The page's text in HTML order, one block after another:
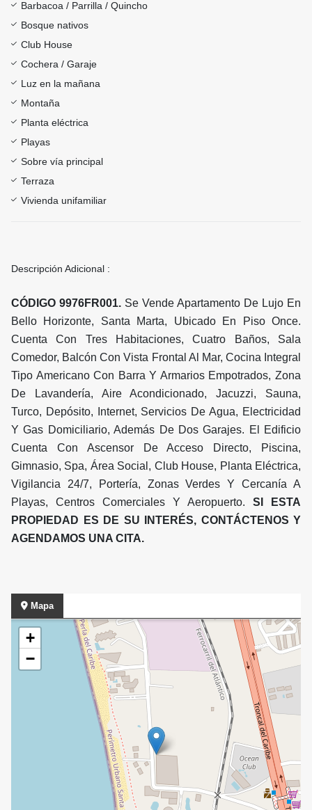
Barbacoa / Parrilla / Quincho
Bosque nativos
Club House
Cochera / Garaje
Luz en la mañana
Montaña
Planta eléctrica
Playas
Sobre vía principal
Terraza
Vivienda unifamiliar
Descripción Adicional :
CÓDIGO 9976FR001. Se Vende Apartamento De Lujo En
Bello Horizonte, Santa Marta, Ubicado En Piso Once.
Cuenta Con Tres Habitaciones, Cuatro Baños, Sala
Comedor, Balcón Con Vista Frontal Al Mar, Cocina Integral
Tipo Americano Con Barra Y Armarios Empotrados, Zona
De Lavandería, Aire Acondicionado, Jacuzzi, Sauna,
Turco, Depósito, Internet, Servicios De Agua, Electricidad
Y Gas Domiciliario, Además De Dos Garajes. El Edificio
Cuenta Con Ascensor De Acceso Directo, Piscina,
Gimnasio, Spa, Área Social, Club House, Planta Eléctrica,
Vigilancia 24/7, Portería, Zonas Verdes Y Cercanía A
Playas, Centros Comerciales Y Aeropuerto. SI ESTA
PROPIEDAD ES DE SU INTERÉS, CONTÁCTENOS Y
AGENDAMOS UNA CITA.
Mapa
+
−